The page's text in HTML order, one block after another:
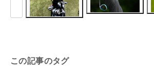
この記事のタグ